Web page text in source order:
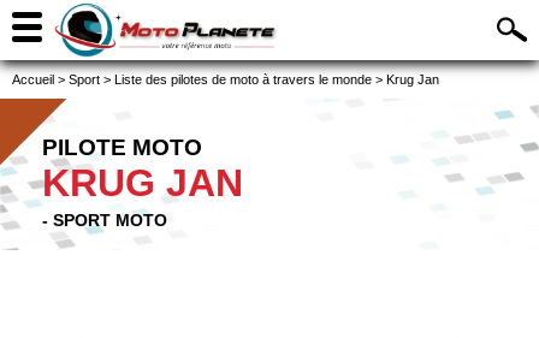
Accueil > Sport > Liste des pilotes de moto à travers le monde > Krug Jan
PILOTE MOTO
KRUG JAN
- SPORT MOTO